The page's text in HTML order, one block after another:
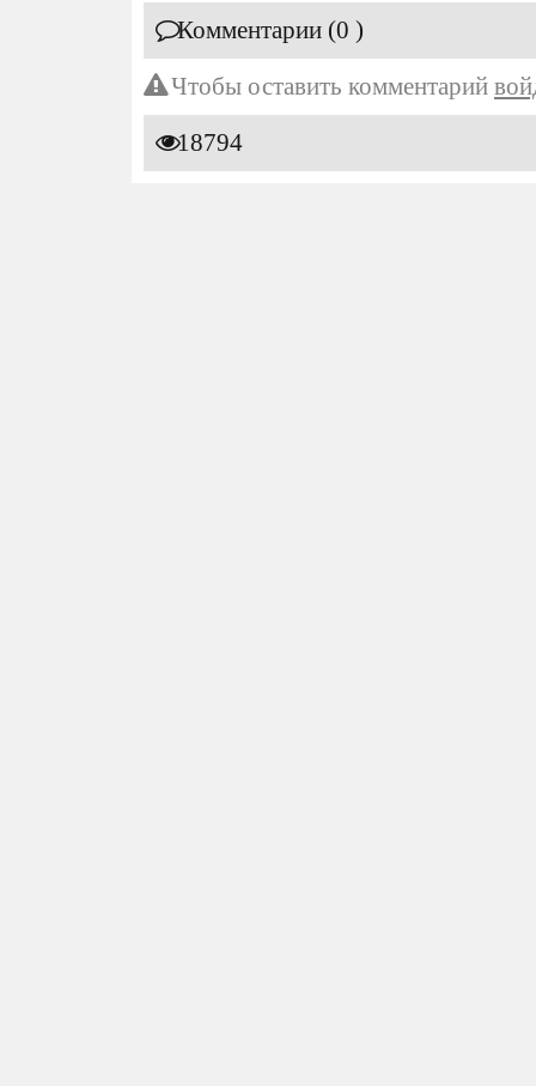
Комментарии (0 )
Чтобы оставить комментарий
18794